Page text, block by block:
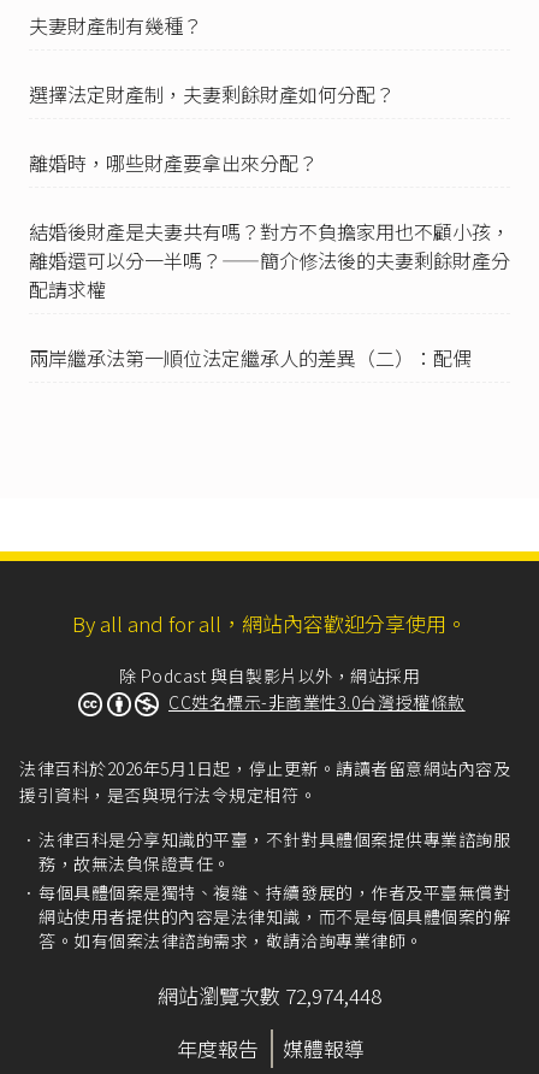
惟與前開增訂意旨旨趣有違，更有害於交易安
全，應係立法者立法時因疏略而產生之法律漏
受益人或轉得人返還財產權之同一基礎，應類推
民法第1020條之1第2項：「夫或妻於婚姻關係存
續中就其婚後財產所為之有償行為，於行為時明
分配請求權者，以受益人受益時亦知其情事者為
限，他方得聲請法院撤銷之。」
民法第1020條之2
為時起經過一年而消滅。」
夫妻財產制有幾種？
選擇法定財產制，夫妻剩餘財產如何分配？
離婚時，哪些財產要拿出來分配？
結婚後財產是夫妻共有嗎？對方不負擔家用也不顧小孩，
離婚還可以分一半嗎？——簡介修法後的夫妻剩餘財產分
配請求權
兩岸繼承法第一順位法定繼承人的差異（二）：配偶
By all and for all，網站內容歡迎分享使用。
除 Podcast 與自製影片以外，網站採用
CC姓名標示-非商業性3.0台灣授權條款
法律百科於2026年5月1日起，停止更新。請讀者留意網站內容及
援引資料，是否與現行法令規定相符。
法律百科是分享知識的平臺，不針對具體個案提供專業諮詢服
務，故無法負保證責任。
每個具體個案是獨特、複雜、持續發展的，作者及平臺無償對
網站使用者提供的內容是法律知識，而不是每個具體個案的解
答。如有個案法律諮詢需求，敬請洽詢專業律師。
網站瀏覽次數 72,974,448
年度報告
媒體報導